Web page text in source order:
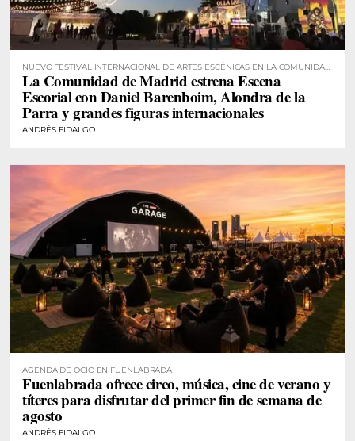
NUEVO FESTIVAL INTERNACIONAL DE ARTES ESCÉNICAS EN LA COMUNIDAD
DE MADRID
La Comunidad de Madrid estrena Escena
Escorial con Daniel Barenboim, Alondra de la
Parra y grandes figuras internacionales
ANDRÉS FIDALGO
AGENDA DE OCIO EN FUENLABRADA
Fuenlabrada ofrece circo, música, cine de verano y
títeres para disfrutar del primer fin de semana de
agosto
ANDRÉS FIDALGO